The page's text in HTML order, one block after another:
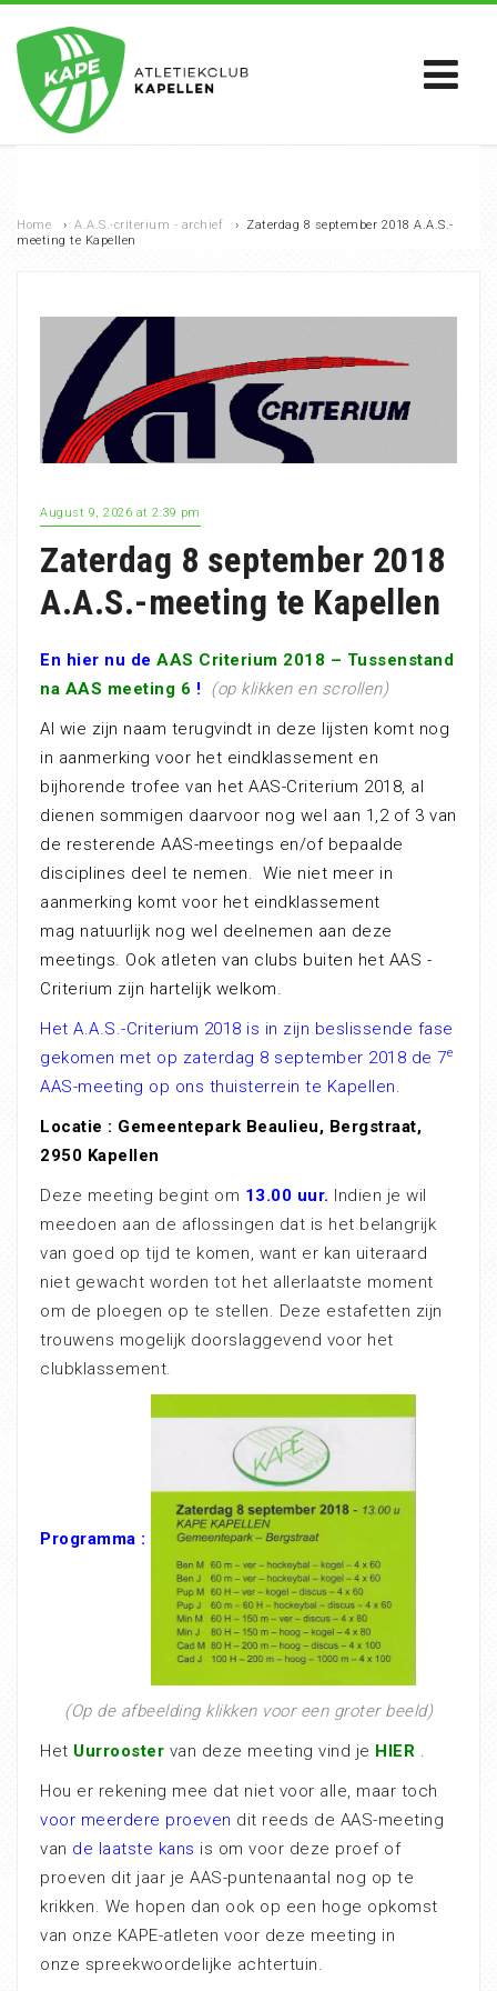
Home › A.A.S.-criterium - archief › Zaterdag 8 september 2018 A.A.S.-
meeting te Kapellen
August 9, 2026 at 2:39 pm
Zaterdag 8 september 2018
A.A.S.-meeting te Kapellen
En hier nu de AAS Criterium 2018 – Tussenstand
na AAS meeting 6 ! (op klikken en scrollen)
Al wie zijn naam terugvindt in deze lijsten komt nog
in aanmerking voor het eindklassement en
bijhorende trofee van het AAS-Criterium 2018, al
dienen sommigen daarvoor nog wel aan 1,2 of 3 van
de resterende AAS-meetings en/of bepaalde
disciplines deel te nemen. Wie niet meer in
aanmerking komt voor het eindklassement
mag natuurlijk nog wel deelnemen aan deze
meetings. Ook atleten van clubs buiten het AAS -
Criterium zijn hartelijk welkom.
Het A.A.S.-Criterium 2018 is in zijn beslissende fase
gekomen met op zaterdag 8 september 2018 de 7e
AAS-meeting op ons thuisterrein te Kapellen.
Locatie : Gemeentepark Beaulieu, Bergstraat,
2950 Kapellen
Deze meeting begint om 13.00 uur. Indien je wil
meedoen aan de aflossingen dat is het belangrijk
van goed op tijd te komen, want er kan uiteraard
niet gewacht worden tot het allerlaatste moment
om de ploegen op te stellen. Deze estafetten zijn
trouwens mogelijk doorslaggevend voor het
clubklassement.
Programma :
(Op de afbeelding klikken voor een groter beeld)
Het Uurrooster van deze meeting vind je HIER
Hou er rekening mee dat niet voor alle, maar toch
voor meerdere proeven dit reeds de AAS-meeting
van de laatste kans is om voor deze proef of
proeven dit jaar je AAS-puntenaantal nog op te
krikken. We hopen dan ook op een hoge opkomst
van onze KAPE-atleten voor deze meeting in
onze spreekwoordelijke achtertuin.